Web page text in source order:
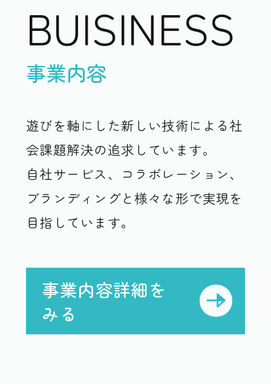
BUISINESS
事業内容
遊びを軸にした新しい技術による社
会課題解決の追求しています。
自社サービス、コラボレーション、
ブランディングと様々な形で実現を
目指しています。
事業内容詳細を
みる